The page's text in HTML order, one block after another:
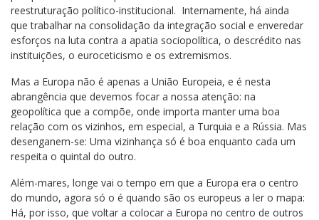
reestruturação político-institucional. Internamente, há ainda
que trabalhar na consolidação da integração social e enveredar
esforços na luta contra a apatia sociopolítica, o descrédito nas
instituições, o euroceticismo e os extremismos.
Mas a Europa não é apenas a União Europeia, e é nesta
abrangência que devemos focar a nossa atenção: na
geopolítica que a compõe, onde importa manter uma boa
relação com os vizinhos, em especial, a Turquia e a Rússia. Mas
desenganem-se: Uma vizinhança só é boa enquanto cada um
respeita o quintal do outro.
Além-mares, longe vai o tempo em que a Europa era o centro
do mundo, agora só o é quando são os europeus a ler o mapa:
Há, por isso, que voltar a colocar a Europa no centro de outros